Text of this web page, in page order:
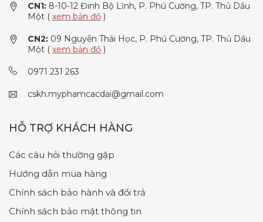
CN1: 8-10-12 Đinh Bộ Lĩnh, P. Phú Cường, TP. Thủ Dầu
Một ( xem bản đồ )
CN2: 09 Nguyễn Thái Học, P. Phú Cường, TP. Thủ Dầu
Một ( xem bản đồ )
0971 231 263
cskh.myphamcacdai@gmail.com
HỖ TRỢ KHÁCH HÀNG
Các câu hỏi thường gặp
Hướng dẫn mua hàng
Chính sách bảo hành và đổi trả
Chính sách bảo mật thông tin